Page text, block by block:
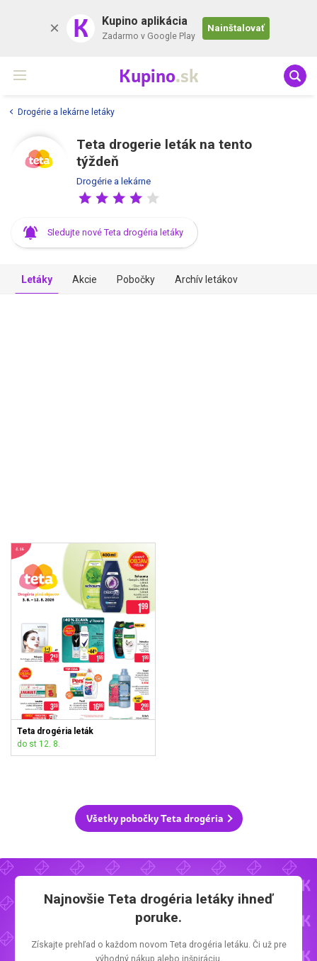
K Kupino aplikácia
Zadarmo v Google Play
Nainštalovať
Kupino.sk
Drogérie a lekárne letáky
Teta drogerie leták na tento
týždeň
Drogérie a lekárne
Sledujte nové Teta drogéria letáky
Letáky Akcie Pobočky Archív letákov
Teta drogéria leták
do st 12. 8.
Všetky pobočky Teta drogéria
Najnovšie Teta drogéria letáky ihneď
poruke.
Získajte prehľad o každom novom Teta drogéria letáku. Či už pre